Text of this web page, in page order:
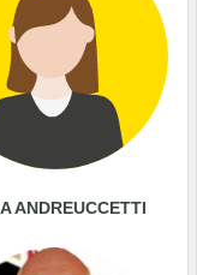
ANDREUCCETTI